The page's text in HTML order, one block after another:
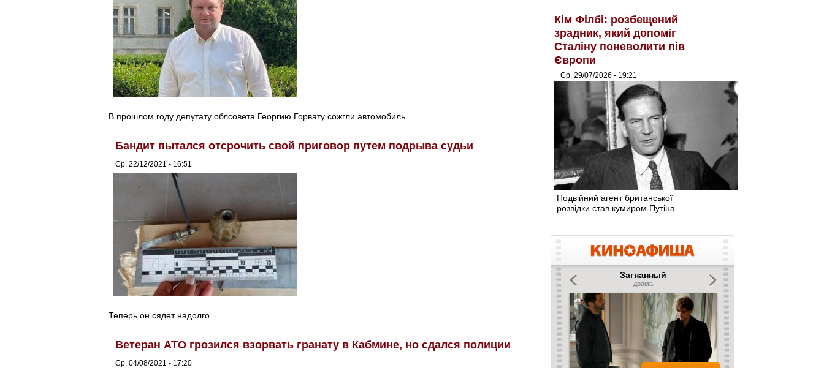
В прошлом году депутату облсовета Георгию Горвату сожгли автомобиль.
Бандит пытался отсрочить свой приговор путем подрыва судьи
Ср, 22/12/2021 - 16:51
Теперь он сядет надолго.
Ветеран АТО грозился взорвать гранату в Кабмине, но сдался полиции
Ср, 04/08/2021 - 17:20
Кім Філбі: розбещений
зрадник, який допоміг
Сталіну поневолити пів
Європи
Ср, 29/07/2026 - 19:21
Подвійний агент британської
розвідки став кумиром Путіна.